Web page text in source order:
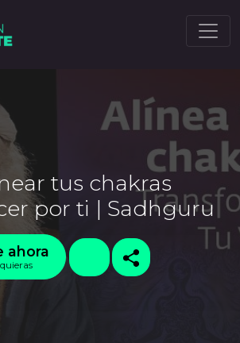
tus chakras
por ti | Sadhguru
ahora